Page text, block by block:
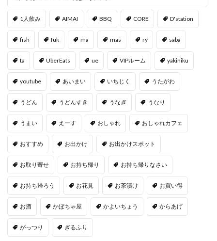
1人飲み AIMAI BBQ CORE D'station
fish fuk ma mas ry saba
ta UberEats ue VIPルーム yakiniku
youtube あいまい いちじく うたがわ
うどん うどんすき うなぎ うなり
うまい えーす おしゃれ おしゃれカフェ
おすすめ お出かけ お出かけスポット
お取り寄せ お持ち帰り お持ち帰りなさい
お持ち帰ろう お花見 お茶漬け お買い得
お酒 かぼちゃ屋 かよいちょう からあげ
がっつり ぎるふり